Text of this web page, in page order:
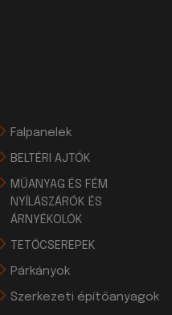
Falpanelek
BELTÉRI AJTÓK
MŰANYAG ÉS FÉM
NYÍLÁSZÁRÓK ÉS
ÁRNYÉKOLÓK
TETŐCSEREPEK
Párkányok
Szerkezeti építőanyagok